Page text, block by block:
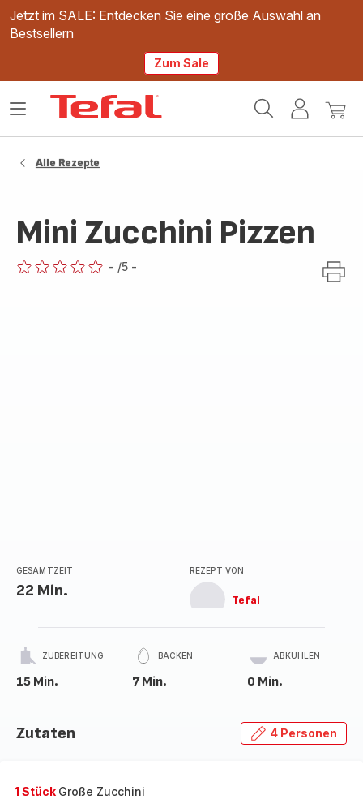
Jetzt im SALE: Entdecken Sie eine große Auswahl an
Bestsellern
Zum Sale
Mein
Mein
Das
Alle Rezepte
Mini Zucchini Pizzen
- /5 -
GESAMTZEIT
22 Min.
REZEPT VON
Tefal
ZUBEREITUNG
15 Min.
BACKEN
7 Min.
ABKÜHLEN
0 Min.
Zutaten 4 Personen
1 Stück Große Zucchini